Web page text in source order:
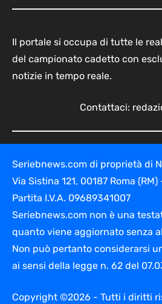
Il portale si occupa di tutte le
del campionato cadetto con
notizie in tempo reale.
Contattaci:
Seriebnews.com di proprietà di
Via Sistina 121, 00187 Roma
Partita I.V.A. 09689341007
Seriebnews.com non è una
quanto viene aggiornato senza
Non può pertanto considerarsi
ai sensi della legge n. 62 del
Copyright ©2026 - Tutti i diritti